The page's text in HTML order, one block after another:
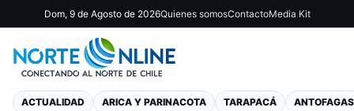
Dom, 9 de Agosto de 2026Quienes somosContactoMedia Kit
ACTUALIDAD ARICA Y PARINACOTA TARAPACÁ